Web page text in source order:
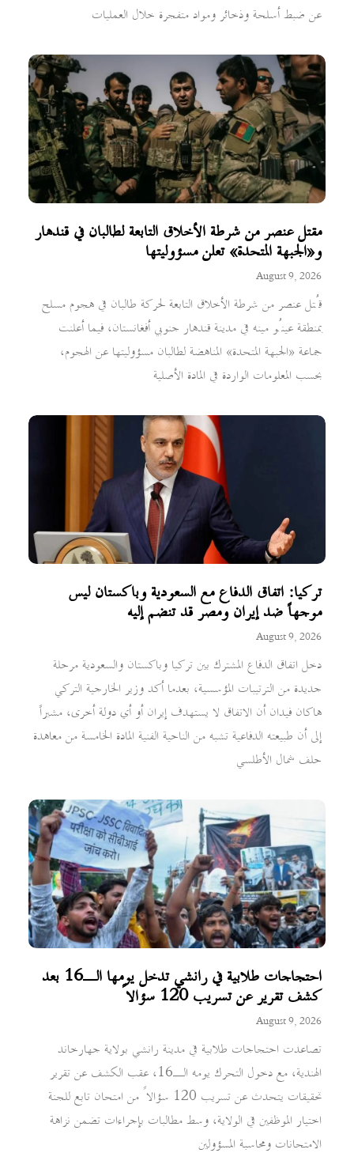
عن ضبط أسلحة وذخائر ومواد متفجرة خلال العمليات
مقتل عنصر من شرطة الأخلاق التابعة لطالبان في قندهار
و«الجبهة المتحدة» تعلن مسؤوليتها
August 9, 2026
قُتل عنصر من شرطة الأخلاق التابعة لحركة طالبان في هجوم مسلح
بمنطقة عينُو مينه في مدينة قندهار جنوبي أفغانستان، فيما أعلنت
جماعة «الجبهة المتحدة» المناهضة لطالبان مسؤوليتها عن الهجوم،
بحسب المعلومات الواردة في المادة الأصلية
تركيا: اتفاق الدفاع مع السعودية وباكستان ليس
موجهاً ضد إيران ومصر قد تنضم إليه
August 9, 2026
دخل اتفاق الدفاع المشترك بين تركيا وباكستان والسعودية مرحلة
جديدة من الترتيبات المؤسسية، بعدما أكد وزير الخارجية التركي
هاكان فيدان أن الاتفاق لا يستهدف إيران أو أي دولة أخرى، مشيراً
إلى أن طبيعته الدفاعية تشبه من الناحية الفنية المادة الخامسة من معاهدة
حلف شمال الأطلسي
احتجاجات طلابية في رانشي تدخل يومها الـ16 بعد
كشف تقرير عن تسريب 120 سؤالاً
August 9, 2026
تصاعدت احتجاجات طلابية في مدينة رانشي بولاية جهارخاند
الهندية، مع دخول التحرك يومه الـ16، عقب الكشف عن تقرير
تحقيقات يتحدث عن تسريب 120 سؤالاً من امتحان تابع للجنة
اختيار الموظفين في الولاية، وسط مطالبات بإجراءات تضمن نزاهة
الامتحانات ومحاسبة المسؤولين